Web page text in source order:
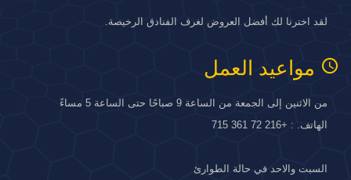
لقد اخترنا لك أفضل العروض لغرف الفنادق الرخيصة.
access_time مواعيد العمل
من الاثنين إلى الجمعة من الساعة 9 صباحًا حتى الساعة 5 مساءً
الهاتف. : +216 72 361 715
السبت والاحد في حالة الطوارئ